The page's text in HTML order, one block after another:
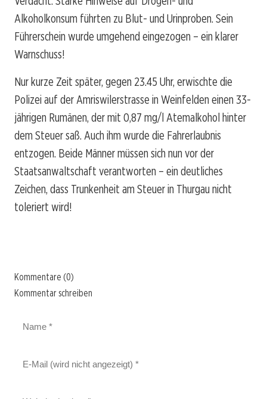
Alkoholkonsum führten zu Blut- und Urinproben. Sein
Führerschein wurde umgehend eingezogen – ein klarer
Warnschuss!
Nur kurze Zeit später, gegen 23.45 Uhr, erwischte die
Polizei auf der Amriswilerstrasse in Weinfelden einen 33-
jährigen Rumänen, der mit 0,87 mg/l Atemalkohol hinter
dem Steuer saß. Auch ihm wurde die Fahrerlaubnis
entzogen. Beide Männer müssen sich nun vor der
Staatsanwaltschaft verantworten – ein deutliches
Zeichen, dass Trunkenheit am Steuer in Thurgau nicht
toleriert wird!
Kommentare (0)
Kommentar schreiben